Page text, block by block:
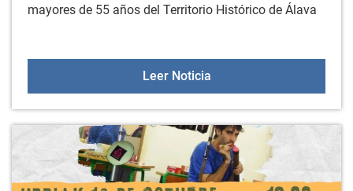
mayores de 55 años del Territorio Histórico de Álava
Leer NoticiaAulas +55 el 23 de